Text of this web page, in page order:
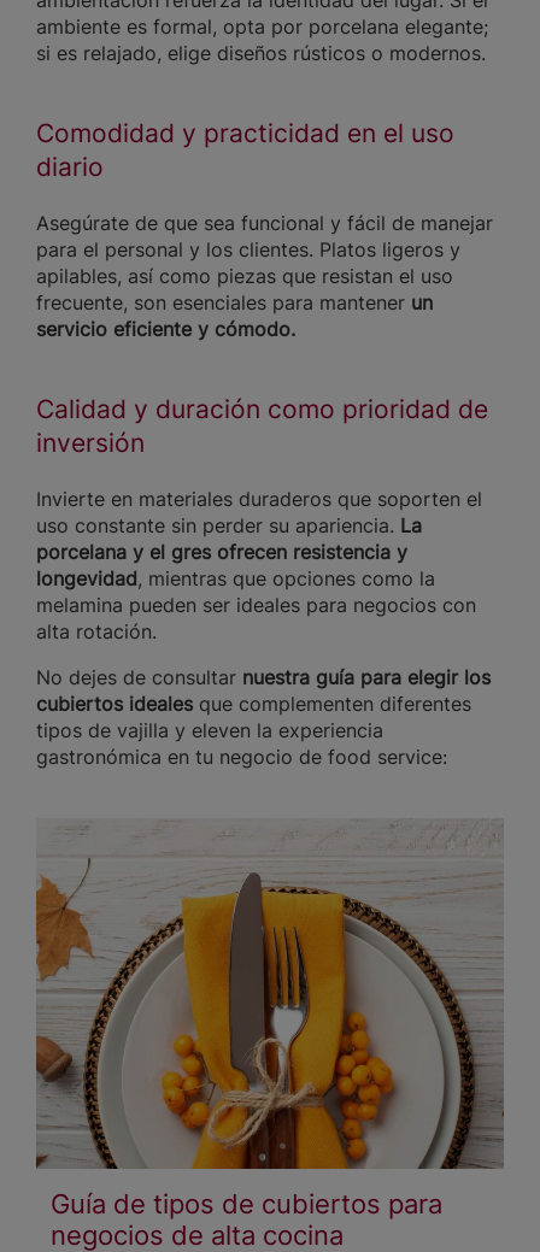
ambiente es formal, opta por porcelana elegante;
si es relajado, elige diseños rústicos o modernos.
Comodidad y practicidad en el uso
diario
Asegúrate de que sea funcional y fácil de manejar
para el personal y los clientes. Platos ligeros y
apilables, así como piezas que resistan el uso
frecuente, son esenciales para mantener un
servicio eficiente y cómodo.
Calidad y duración como prioridad de
inversión
Invierte en materiales duraderos que soporten el
uso constante sin perder su apariencia. La
porcelana y el gres ofrecen resistencia y
longevidad, mientras que opciones como la
melamina pueden ser ideales para negocios con
alta rotación.
No dejes de consultar nuestra guía para elegir los
cubiertos ideales que complementen diferentes
tipos de vajilla y eleven la experiencia
gastronómica en tu negocio de food service:
Guía de tipos de cubiertos para
negocios de alta cocina